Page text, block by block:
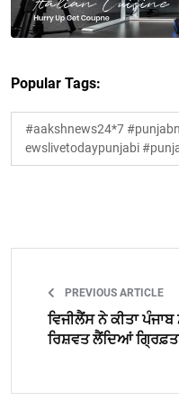
Popular Tags:
#aakshnews24*7
ewslivetodaypunjabi
PREVIOUS ARTICLE
ਵਿਜੀਲੈਂਸ ਨੇ ਕੀਤਾ
ਰਿਸ਼ਵਤ ਲੈਂਦਿਆਂ